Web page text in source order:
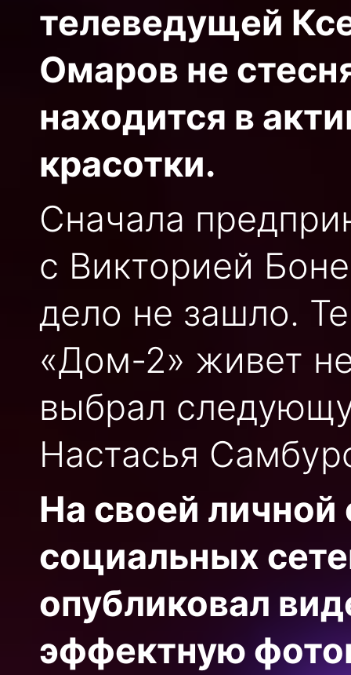
телеведущей
Омаров не
находится в
красотки.
Сначала
с Викторией
дело не зашло.
«Дом-2» живет
выбрал
Настасья
На своей личной
социальных
опубликовал
эффектную